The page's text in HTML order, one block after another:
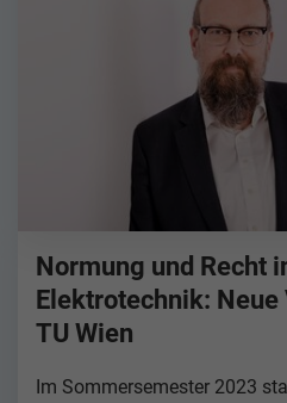
Normung und Recht
Elektrotechnik: Neue
TU Wien
Im Sommersemester 2023